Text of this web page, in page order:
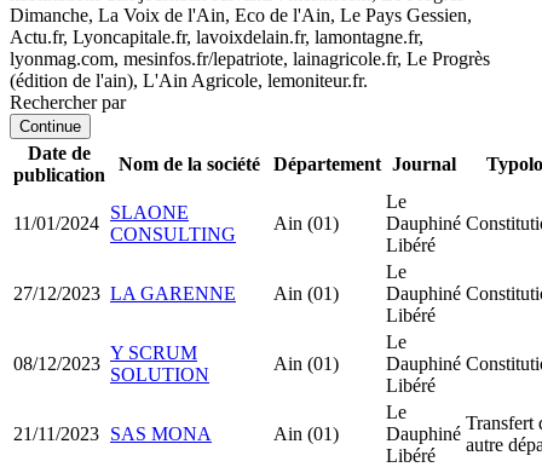
Dimanche, La Voix de l'Ain, Eco de l'Ain, Le Pays Gessien,
Actu.fr, Lyoncapitale.fr, lavoixdelain.fr, lamontagne.fr,
lyonmag.com, mesinfos.fr/lepatriote, lainagricole.fr, Le Progrès
(édition de l'ain), L'Ain Agricole, lemoniteur.fr.
Rechercher par
Continue
Date de
publication
Nom de la société Département Journal
11/01/2024
SLAONE
CONSULTING
Ain (01)
Le
Dauphiné
Libéré
27/12/2023 LA GARENNE Ain (01)
Le
Dauphiné
Libéré
08/12/2023
Y SCRUM
SOLUTION
Ain (01)
Le
Dauphiné
Libéré
21/11/2023 SAS MONA Ain (01)
Le
Dauphiné
Libéré
Transfert
autre